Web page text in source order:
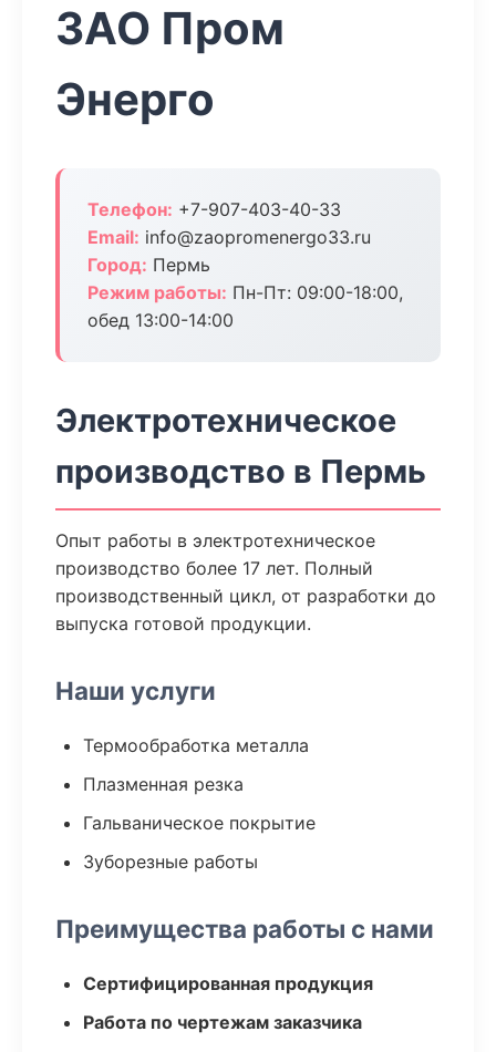
ЗАО Пром
Энерго
Телефон: +7-907-403-40-33
Email: info@zaopromenergo33.ru
Город: Пермь
Режим работы: Пн-Пт: 09:00-18:00,
обед 13:00-14:00
Электротехническое
производство в Пермь
Опыт работы в электротехническое
производство более 17 лет. Полный
производственный цикл, от разработки до
выпуска готовой продукции.
Наши услуги
Термообработка металла
Плазменная резка
Гальваническое покрытие
Зуборезные работы
Преимущества работы с нами
Сертифицированная продукция
Работа по чертежам заказчика